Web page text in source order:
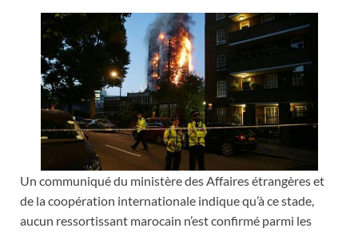
Un communiqué du ministère des Affaires étrangères et
de la coopération internationale indique qu’à ce stade,
aucun ressortissant marocain n’est confirmé parmi les